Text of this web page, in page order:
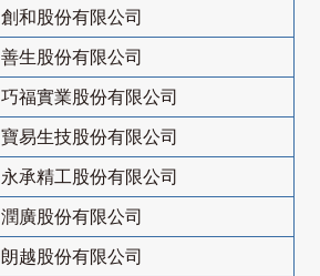
創和股份有限公司
善生股份有限公司
巧福實業股份有限公司
寶易生技股份有限公司
永承精工股份有限公司
潤廣股份有限公司
朗越股份有限公司